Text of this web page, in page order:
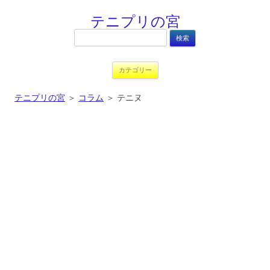
テニプリの宮
検
カテゴリー
テニプリの宮 ＞ コラム ＞ テニヌ